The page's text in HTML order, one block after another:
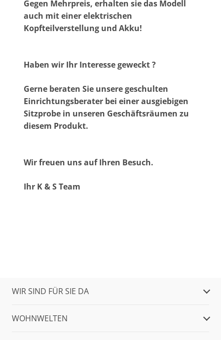
Gegen Mehrpreis, erhalten sie das Modell
auch mit einer elektrischen
Kopfteilverstellung und Akku!
Haben wir Ihr Interesse geweckt ?
Gerne beraten Sie unsere geschulten
Einrichtungsberater bei einer ausgiebigen
Sitzprobe in unseren Geschäftsräumen zu
diesem Produkt.
Wir freuen uns auf Ihren Besuch.
Ihr K & S Team
WIR SIND FÜR SIE DA
WOHNWELTEN